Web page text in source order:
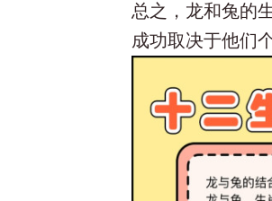
总之，龙和兔的
成功取决于他们